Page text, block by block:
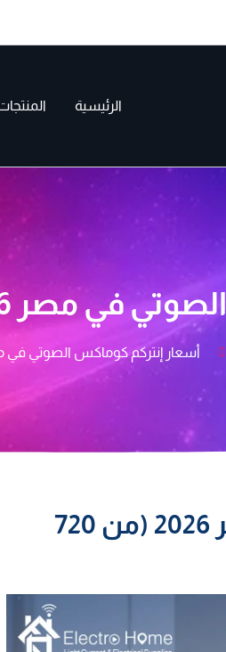
الرئيسية
(من 720 حتى 8,600 جنيه)
أسعار إنتركم كوماكس الصوتي في مصر 2026 (من 720 حتى
أسعار إنتركم كوماكس الصوتي في مصر 2026 (من 720